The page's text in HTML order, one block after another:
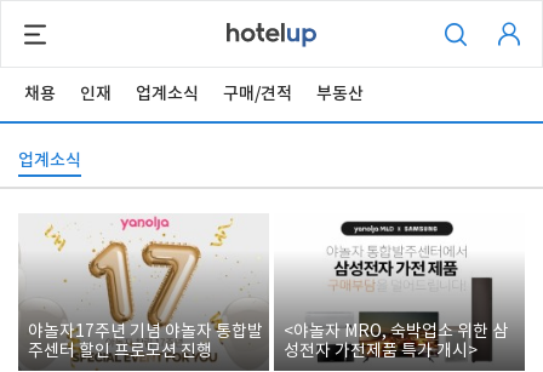
채용 인재 업계소식 구매/견적 부동산
업계소식
야놀자17주년 기념 야놀자 통합발
주센터 할인 프로모션 진행
<야놀자 MRO, 숙박업소 위한 삼
성전자 가전제품 특가 개시>